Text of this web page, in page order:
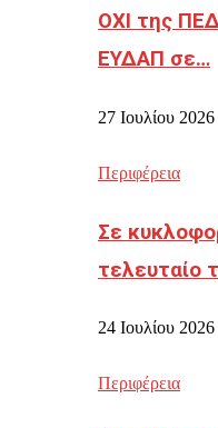
ΟΧΙ της
ΕΥΔΑΠ σε…
27 Ιουλίου 2026
Περιφέρεια
Σε
τελευταίο
24 Ιουλίου 2026
Περιφέρεια